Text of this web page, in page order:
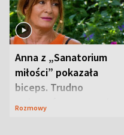
Anna z „Sanatorium
miłości” pokazała
biceps. Trudno
uwierzyć, co przeszła
Rozmowy